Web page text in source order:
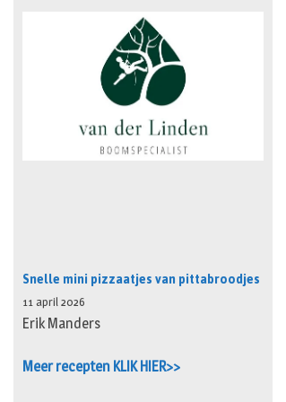
Snelle mini pizzaatjes van pittabroodjes
11 april 2026
Erik Manders
Meer recepten KLIK HIER>>